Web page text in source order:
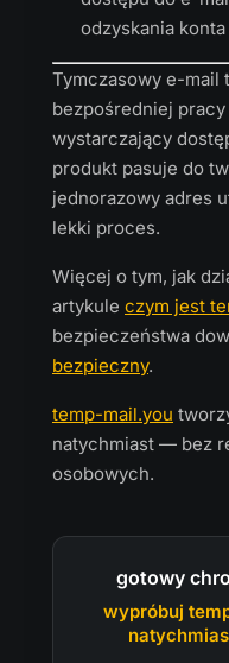
odzyskania
Tymczasowy e-mail
bezpośredniej
wystarczający
produkt pasuje do
jednorazowy adres
lekki proces.
Więcej o tym, jak
artykule czym jest
bezpieczeństwa
bezpieczny.
temp-mail.you
natychmiast — bez
osobowych.
gotowy
wypróbuj